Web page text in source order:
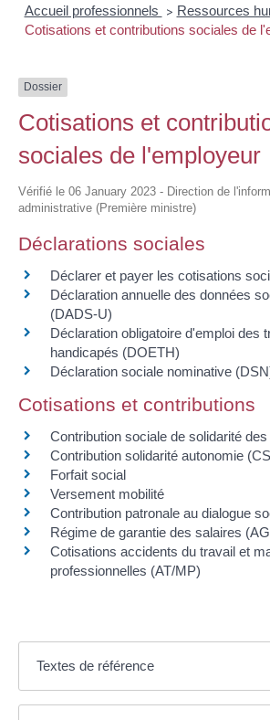
Accueil professionnels > Ressources
Cotisations et contributions sociales de
Dossier
Cotisations et
sociales de l'employeur
Vérifié le 06 January 2023 - Direction de
administrative (Première ministre)
Déclarations sociales
Déclarer et payer les cotisations
Déclaration annuelle des données
(DADS-U)
Déclaration obligatoire d'emploi des
handicapés (DOETH)
Déclaration sociale nominative
Cotisations et contributions
Contribution sociale de solidarité
Contribution solidarité autonomie
Forfait social
Versement mobilité
Contribution patronale au dialogue
Régime de garantie des salaires
Cotisations accidents du travail et
professionnelles (AT/MP)
Textes de référence